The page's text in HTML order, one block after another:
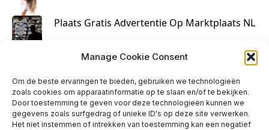
Manage Cookie Consent
Om de beste ervaringen te bieden, gebruiken we technologieën
zoals cookies om apparaatinformatie op te slaan en/of te bekijken.
Door toestemming te geven voor deze technologieën kunnen we
gegevens zoals surfgedrag of unieke ID's op deze site verwerken.
Het niet instemmen of intrekken van toestemming kan een negatief
Plaats Gratis Advertentie Op Marktplaats NL
Kruisbestuiving Voor Succesvolle Marketing